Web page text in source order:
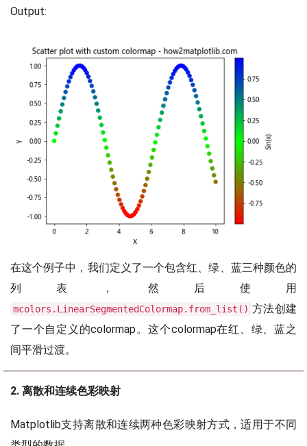
Output:
在这个例子中，我们定义了一个包含红、绿、蓝三种颜色的
列表，然后使用
mcolors.LinearSegmentedColormap.from_list() 方法创建
了一个自定义的colormap。这个colormap在红、绿、蓝之
间平滑过渡。
2. 离散和连续色彩映射
Matplotlib支持离散和连续两种色彩映射方式，适用于不同